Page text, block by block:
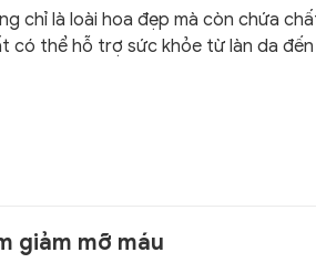
chỉ là loài hoa đẹp mà còn chứa
có thể hỗ trợ sức khỏe từ làn da
giảm mỡ máu